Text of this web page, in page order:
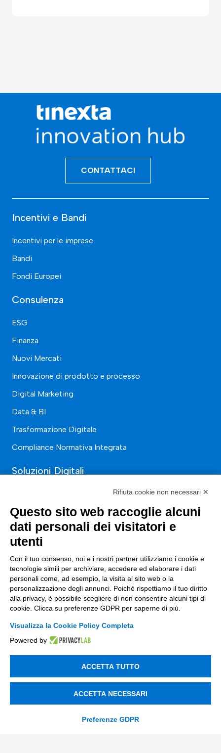
CONTATTACI
Incentivi e Bandi
Incentivi per le imprese
Bandi
Fondi Europei
Consulenza
ESG
Finanza
Nuovi Mercati
Innovazione di prodotto e processo
Digital Marketing
Data & BI
Trasformazione Digitale
Compliance Normativa Integrata
Soluzioni Digitali
Supply Chain
Soluzioni Custom
Soluzioni AI
Compliance
Contacts
info@tinextainnovationhub.com
Privacy Policy
Società Trasparente
Rifiuta cookie non necessari ✕
Questo sito web raccoglie alcuni
dati personali dei visitatori e
utenti
Con il tuo consenso, noi e i nostri partner utilizziamo i cookie e
tecnologie simili per archiviare, accedere ed elaborare i dati
personali come, ad esempio, la visita al sito web o la
personalizzazione degli annunci. Poiché rispettiamo il tuo diritto
alla privacy, è possibile scegliere di non consentire alcuni tipi di
cookie. Clicca su preferenze GDPR per saperne di più.
Visualizza la Cookie Policy Completa
Powered by
ACCETTA TUTTO
ACCETTA NECESSARI
Preferenze GDPR